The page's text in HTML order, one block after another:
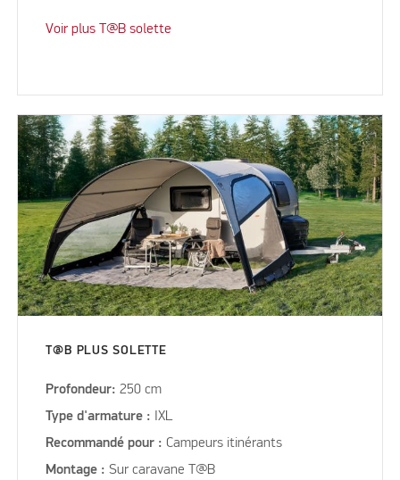
Voir plus T@B solette
T@B PLUS SOLETTE
Profondeur:250 cm
Type d'armature : IXL
Recommandé pour :Campeurs itinérants
Montage :Sur caravane T@B